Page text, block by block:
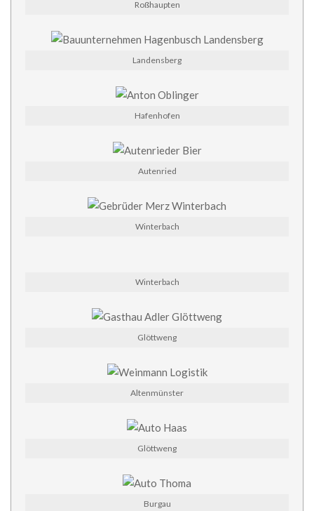
Roßhaupten
Landensberg
Hafenhofen
Autenried
Winterbach
Winterbach
Glöttweng
Altenmünster
Glöttweng
Burgau